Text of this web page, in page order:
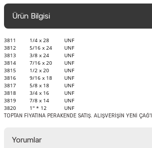
Ürün Bilgisi
3811 1/4 x 28 UNF
3812
5/16 x 24
UNF
3813
3/8 x 24
UNF
3814
7/16 x 20
UNF
3815
1/2 x 20
UNF
3816
9/16 x 18
UNF
3817
5/8 x 18
UNF
3818
3/4 x 16
UNF
3819
7/8 x 14
UNF
3820
1'' * 12 UNF
TOPTAN FİYATINA PERAKENDE SATIŞ. ALIŞVERİŞİN YENİ ÇAĞ'I
Yorumlar